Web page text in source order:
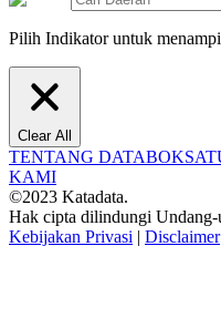
Pilih Indikator untuk
Clear All
TENTANG DATABOKS
KAMI
©2023 Katadata.
Hak cipta dilindungi Undang-
Kebijakan Privasi | Disclaimer